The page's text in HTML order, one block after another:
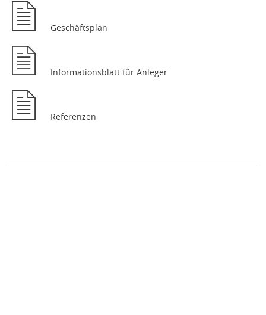
Geschäftsplan
Informationsblatt für Anleger
Referenzen